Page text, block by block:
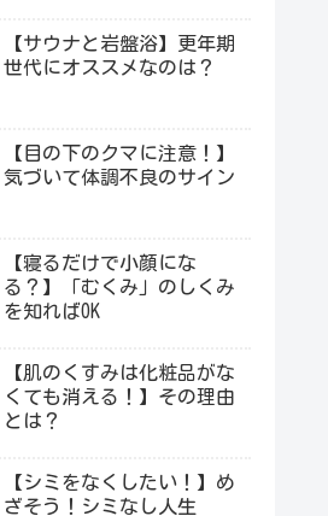
【サウナと岩盤浴】更年期
世代にオススメなのは？
【目の下のクマに注意！】
気づいて体調不良のサイン
【寝るだけで小顔にな
る？】「むくみ」のしくみ
を知ればOK
【肌のくすみは化粧品がな
くても消える！】その理由
とは？
【シミをなくしたい！】め
ざそう！シミなし人生